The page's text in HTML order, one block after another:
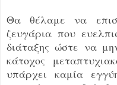
Θα θέλαμε να
ζευγάρια που
διάταξης ώστε να
κάτοχος
υπάρχει καμία